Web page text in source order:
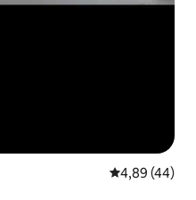
Середня
4,89 (44)